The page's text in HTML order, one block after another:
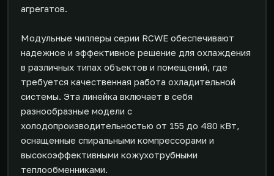
агрегатов.
Модульные чиллеры серии RCWE обеспечивают
надежное и эффективное решение для охлаждения
в различных типах объектов и помещений, где
требуется качественная работа охладительной
системы. Эта линейка включает в себя
разнообразные модели с
холодопроизводительностью от 155 до 480 кВт,
оснащенные спиральными компрессорами и
высокоэффективными кожухотрубными
теплообменниками.